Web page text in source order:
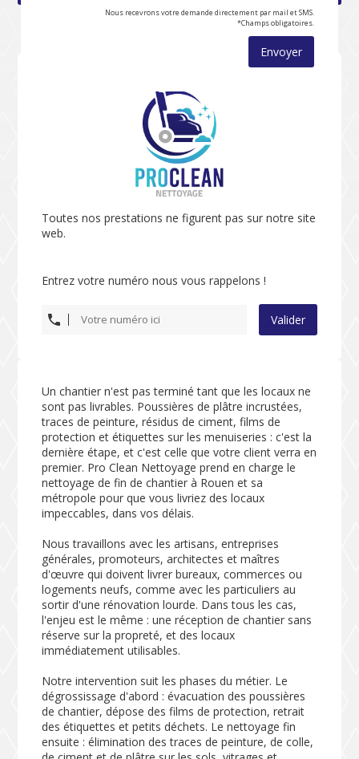
Nous recevrons votre demande directement par mail et SMS.
*Champs obligatoires.
Envoyer
Toutes nos prestations ne figurent pas sur notre site
web.
Entrez votre numéro nous vous rappelons !
Valider
Un chantier n'est pas terminé tant que les locaux ne
sont pas livrables. Poussières de plâtre incrustées,
traces de peinture, résidus de ciment, films de
protection et étiquettes sur les menuiseries : c'est la
dernière étape, et c'est celle que votre client verra en
premier. Pro Clean Nettoyage prend en charge le
nettoyage de fin de chantier à Rouen et sa
métropole pour que vous livriez des locaux
impeccables, dans vos délais.
Nous travaillons avec les artisans, entreprises
générales, promoteurs, architectes et maîtres
d'œuvre qui doivent livrer bureaux, commerces ou
logements neufs, comme avec les particuliers au
sortir d'une rénovation lourde. Dans tous les cas,
l'enjeu est le même : une réception de chantier sans
réserve sur la propreté, et des locaux
immédiatement utilisables.
Notre intervention suit les phases du métier. Le
dégrossissage d'abord : évacuation des poussières
de chantier, dépose des films de protection, retrait
des étiquettes et petits déchets. Le nettoyage fin
ensuite : élimination des traces de peinture, de colle,